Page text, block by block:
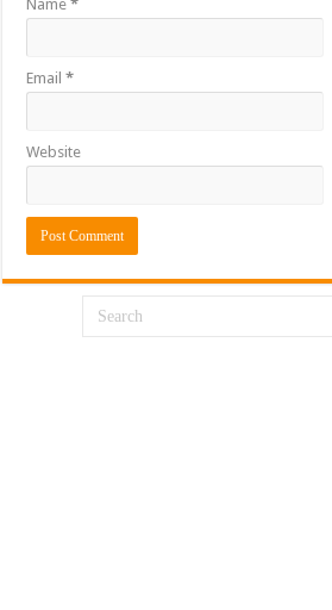
Name*
Email*
Website